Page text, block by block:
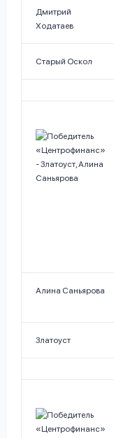
Дмитрий
Ходатаев
Старый Оскол
Алина Саньярова
Златоуст